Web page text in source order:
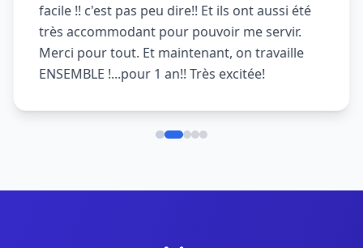
facile !! c'est pas peu dire!! Et ils ont aussi été
très accommodant pour pouvoir me servir.
Merci pour tout. Et maintenant, on travaille
ENSEMBLE !...pour 1 an!! Très excitée!